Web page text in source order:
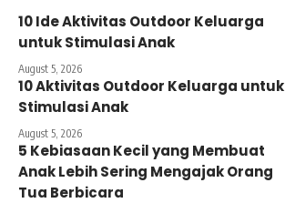
10 Ide Aktivitas Outdoor Keluarga
untuk Stimulasi Anak
August 5, 2026
10 Aktivitas Outdoor Keluarga untuk
Stimulasi Anak
August 5, 2026
5 Kebiasaan Kecil yang Membuat
Anak Lebih Sering Mengajak Orang
Tua Berbicara